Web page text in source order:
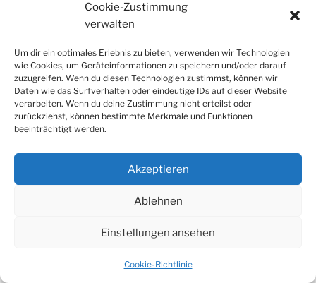
Cookie-Zustimmung
verwalten
Um dir ein optimales Erlebnis zu bieten, verwenden wir Technologien
wie Cookies, um Geräteinformationen zu speichern und/oder darauf
zuzugreifen. Wenn du diesen Technologien zustimmst, können wir
Daten wie das Surfverhalten oder eindeutige IDs auf dieser Website
verarbeiten. Wenn du deine Zustimmung nicht erteilst oder
zurückziehst, können bestimmte Merkmale und Funktionen
beeinträchtigt werden.
Akzeptieren
Ablehnen
Einstellungen ansehen
Cookie-Richtlinie
​Es ist völlig verständlich, dass du dich nicht verbiegen
willst – stoisch gesehen liegt dein Wert in deiner
Authentizität, nicht in der Anpassung an „Fußball und
Saufen“. Dein familiäres Bezugssystem gibt dir aktuell
Halt, aber die Sorge vor der Zukunft und die Hürden
durch Depression und Angststörung sind real und
erfordern behutsame, wirksame Strategien.
​Hier sind ein paar stufenweise, nachhaltige Ansätze,
um reale Schnittmengen zu finden, ohne dich selbst zu
Intelligence) als Anker nutzen